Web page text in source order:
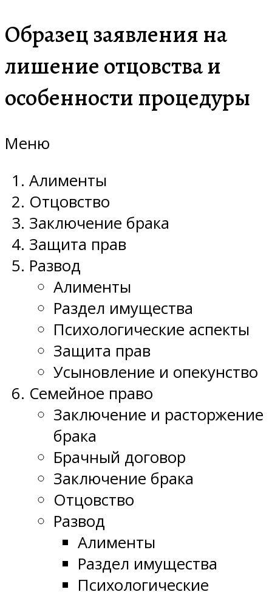
Образец заявления на
лишение отцовства и
особенности процедуры
Меню
Алименты
Отцовство
Заключение брака
Защита прав
Развод
Алименты
Раздел имущества
Психологические аспекты
Защита прав
Усыновление и опекунство
Семейное право
Заключение и расторжение
брака
Брачный договор
Заключение брака
Отцовство
Развод
Алименты
Раздел имущества
Психологические